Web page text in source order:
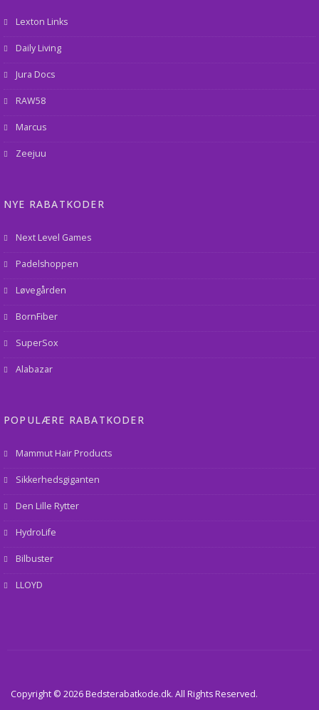
Lexton Links
Daily Living
Jura Docs
RAW58
Marcus
Zeejuu
NYE RABATKODER
Next Level Games
Padelshoppen
Løvegården
BornFiber
SuperSox
Alabazar
POPULÆRE RABATKODER
Mammut Hair Products
Sikkerhedsgiganten
Den Lille Rytter
HydroLife
Bilbuster
LLOYD
Copyright © 2026 Bedsterabatkode.dk. All Rights Reserved.